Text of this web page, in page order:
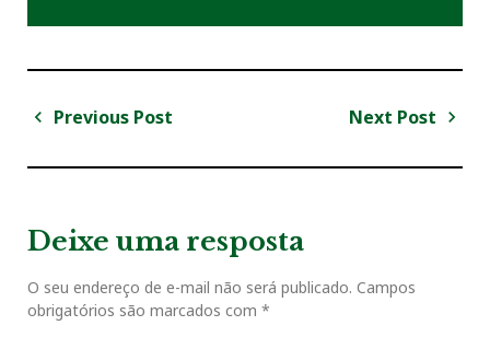
c
e
o
k
i
t
r
o
g
+
n
k
I
n
n
t
e
s
N
g
ç
ã
Previous Post
v
o
u
Next Post
Deixe uma resposta
O seu endereço de e-mail não será publicado. Campos
obrigatórios são marcados com *